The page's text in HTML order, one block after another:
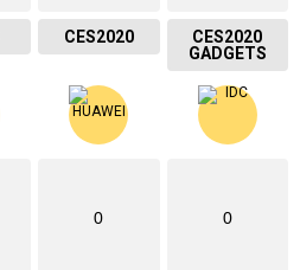
CES2020
CES2020
GADGETS
0 0